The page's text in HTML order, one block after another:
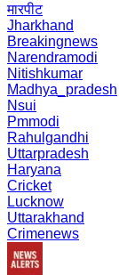
मारपीट
Jharkhand
Breakingnews
Narendramodi
Nitishkumar
Madhya_pradesh
Nsui
Pmmodi
Rahulgandhi
Uttarpradesh
Haryana
Cricket
Lucknow
Uttarakhand
Crimenews